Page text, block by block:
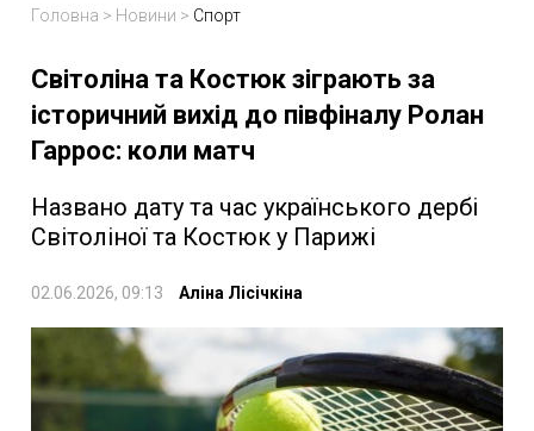
Головна > Новини > Спорт
Світоліна та Костюк зіграють за
історичний вихід до півфіналу Ролан
Гаррос: коли матч
Названо дату та час українського дербі
Світоліної та Костюк у Парижі
02.06.2026, 09:13 Аліна Лісічкіна